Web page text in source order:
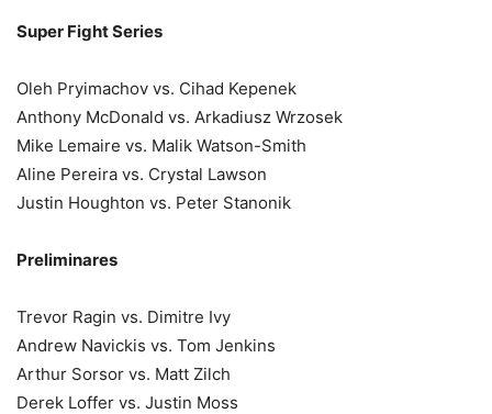
Super Fight Series
Oleh Pryimachov vs. Cihad Kepenek
Anthony McDonald vs. Arkadiusz Wrzosek
Mike Lemaire vs. Malik Watson-Smith
Aline Pereira vs. Crystal Lawson
Justin Houghton vs. Peter Stanonik
Preliminares
Trevor Ragin vs. Dimitre Ivy
Andrew Navickis vs. Tom Jenkins
Arthur Sorsor vs. Matt Zilch
Derek Loffer vs. Justin Moss